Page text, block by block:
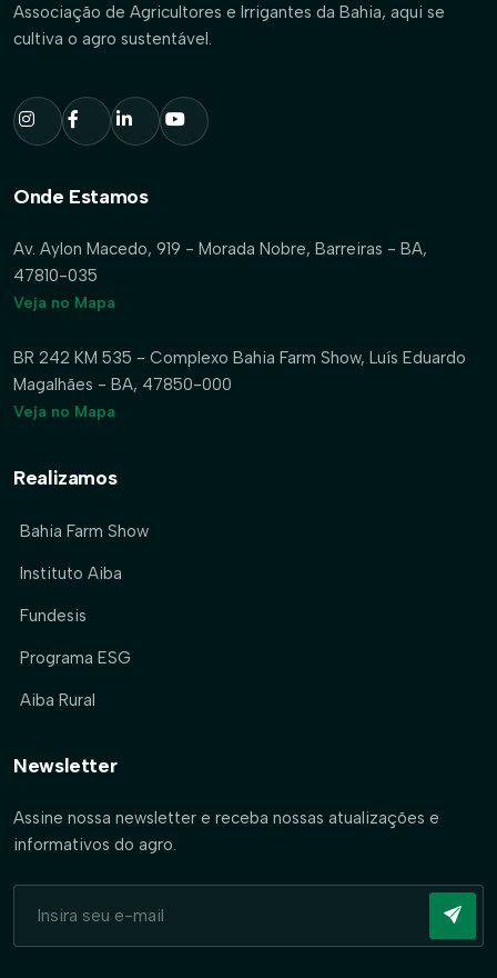
Associação de Agricultores e Irrigantes da Bahia, aqui se
cultiva o agro sustentável.
Onde Estamos
Av. Aylon Macedo, 919 - Morada Nobre, Barreiras - BA,
47810-035
Veja no Mapa
BR 242 KM 535 - Complexo Bahia Farm Show, Luís Eduardo
Magalhães - BA, 47850-000
Veja no Mapa
Realizamos
Bahia Farm Show
Instituto Aiba
Fundesis
Programa ESG
Aiba Rural
Newsletter
Assine nossa newsletter e receba nossas atualizações e
informativos do agro.